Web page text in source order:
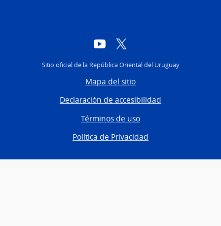
YouTube
Sitio oficial de la República Oriental del Uruguay
Mapa del sitio
Declaración de accesibilidad
Términos de uso
Política de Privacidad